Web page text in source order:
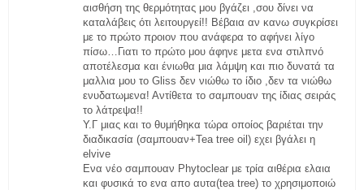
αισθήση της θερμότητας μου βγάζει ,σου δίνει να
καταλάβεις ότι λειτουργεί!! Βέβαια αν κανω συγκρίσει
με το πρώτο προιον που ανάφερα το αφήνει λίγο
πίσω…Γιατι το πρώτο μου άφηνε μετα ενα στιλπνό
αποτέλεσμα και ένιωθα μια λάμψη και πιο δυνατά τα
μαλλια μου το Gliss δεν νιώθω το ίδιο ,δεν τα νιώθω
ενυδατωμενα! Αντίθετα το σαμπουαν της ίδιας σειράς
το λάτρεψα!!
Υ.Γ μιας και το θυμήθηκα τώρα οποίος βαριέται την
διαδικασία (σαμπουαν+Tea tree oil) εχει βγάλει η
elvive
Ενα νέο σαμπουαν Phytoclear με τρία αιθέρια ελαια
και φυσικά το ενα απο αυτα(tea tree) το χρησιμοποιώ